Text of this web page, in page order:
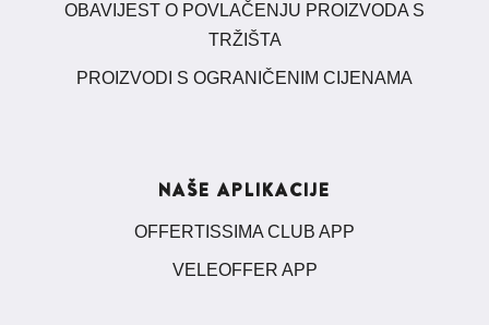
OBAVIJEST O POVLAČENJU PROIZVODA S
TRŽIŠTA
PROIZVODI S OGRANIČENIM CIJENAMA
NAŠE APLIKACIJE
OFFERTISSIMA CLUB APP
VELEOFFER APP